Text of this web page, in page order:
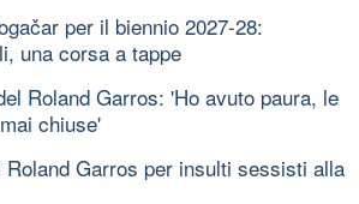
per il biennio 2027-28:
una corsa a tappe
Roland Garros: 'Ho avuto paura, le
chiuse'
Roland Garros per insulti sessisti alla